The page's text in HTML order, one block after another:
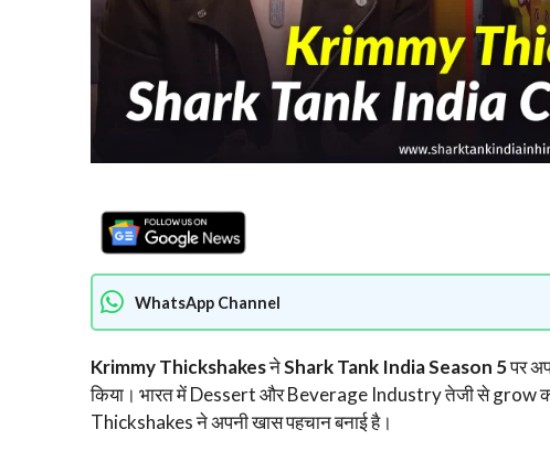
WhatsApp Channel
Krimmy ThickshakesनेShark Tank India Season 5पर
किया। भारत में Dessert और Beverage Industry तेजी से grow
Thickshakes ने अपनी खास पहचान बनाई है।